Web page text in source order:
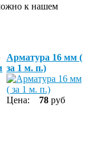
к нашем
Арматура 16 мм (
за 1 м. п.)
Цена: 78руб